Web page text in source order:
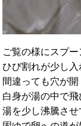
ご覧の様にスプ
ひび割れが少し入
間違っても穴が
白身が湯の中で飛
湯を少し沸騰させ